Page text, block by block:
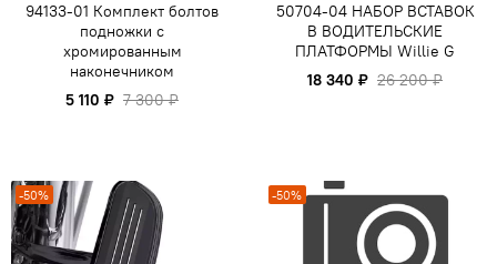
94133-01 Комплект болтов
подножки с
хромированным
наконечником
5 110 ₽ 7 300 ₽
50704-04 НАБОР ВСТАВОК
В ВОДИТЕЛЬСКИЕ
ПЛАТФОРМЫ Willie G
18 340 ₽ 26 200 ₽
-50% -50%